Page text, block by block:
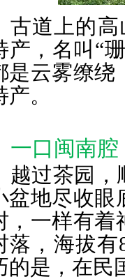
古道上的高
产，名叫“
是云雾缭绕
产。
一口闽南
越过茶园，
盆地尽收眼
，一样有着
落，海拔有
的是，在民